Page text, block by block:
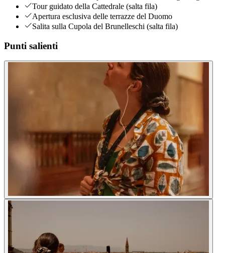
Tour guidato della Cattedrale (salta fila)
Apertura esclusiva delle terrazze del Duomo
Salita sulla Cupola del Brunelleschi (salta fila)
Punti salienti